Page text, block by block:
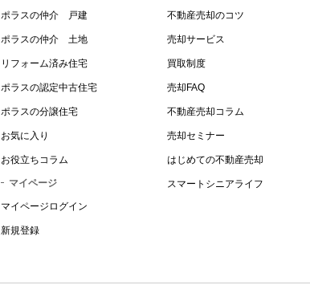
ポラスの仲介 戸建
ポラスの仲介 土地
リフォーム済み住宅
ポラスの認定中古住宅
ポラスの分譲住宅
お気に入り
お役立ちコラム
マイページ
マイページログイン
新規登録
不動産売却のコツ
売却サービス
買取制度
売却FAQ
不動産売却コラム
売却セミナー
はじめての不動産売却
スマートシニアライフ